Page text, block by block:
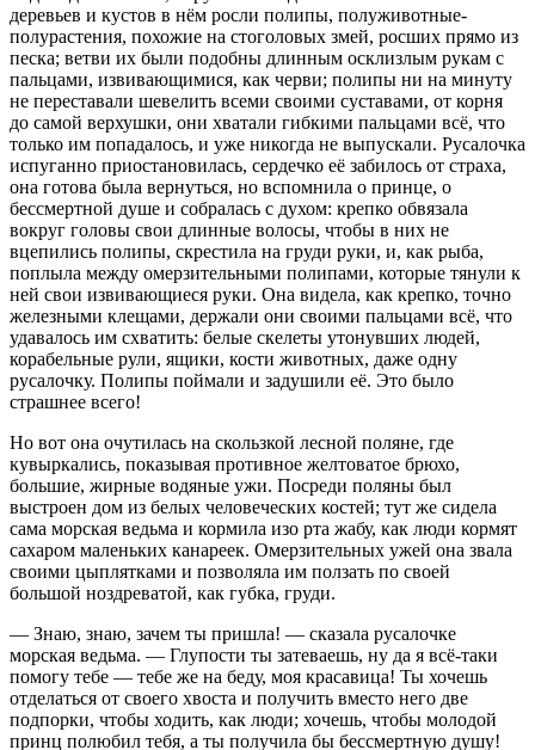
деревьев и кустов в нём росли полипы, полуживотные-
полурастения, похожие на стоголовых змей, росших прямо из
песка; ветви их были подобны длинным осклизлым рукам с
пальцами, извивающимися, как черви; полипы ни на минуту
не переставали шевелить всеми своими суставами, от корня
до самой верхушки, они хватали гибкими пальцами всё, что
только им попадалось, и уже никогда не выпускали. Русалочка
испуганно приостановилась, сердечко её забилось от страха,
она готова была вернуться, но вспомнила о принце, о
бессмертной душе и собралась с духом: крепко обвязала
вокруг головы свои длинные волосы, чтобы в них не
вцепились полипы, скрестила на груди руки, и, как рыба,
поплыла между омерзительными полипами, которые тянули к
ней свои извивающиеся руки. Она видела, как крепко, точно
железными клещами, держали они своими пальцами всё, что
удавалось им схватить: белые скелеты утонувших людей,
корабельные рули, ящики, кости животных, даже одну
русалочку. Полипы поймали и задушили её. Это было
страшнее всего!
Но вот она очутилась на скользкой лесной поляне, где
кувыркались, показывая противное желтоватое брюхо,
большие, жирные водяные ужи. Посреди поляны был
выстроен дом из белых человеческих костей; тут же сидела
сама морская ведьма и кормила изо рта жабу, как люди кормят
сахаром маленьких канареек. Омерзительных ужей она звала
своими цыплятками и позволяла им ползать по своей
большой ноздреватой, как губка, груди.
— Знаю, знаю, зачем ты пришла! — сказала русалочке
морская ведьма. — Глупости ты затеваешь, ну да я всё-таки
помогу тебе — тебе же на беду, моя красавица! Ты хочешь
отделаться от своего хвоста и получить вместо него две
подпорки, чтобы ходить, как люди; хочешь, чтобы молодой
принц полюбил тебя, а ты получила бы бессмертную душу!